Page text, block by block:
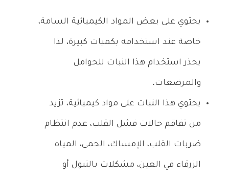
يحتوي على بعض المواد الكيميائية السامة،
خاصة عند استخدامه بكميات كبيرة، لذا
يحذر استخدام هذا النبات للحوامل
والمرضعات.
يحتوي هذا النبات على مواد كيميائية، تزيد
من تفاقم حالات فشل القلب، عدم انتظام
ضربات القلب، الإمساك، الحمى، المياه
الزرقاء في العين، مشكلات بالتبول أو